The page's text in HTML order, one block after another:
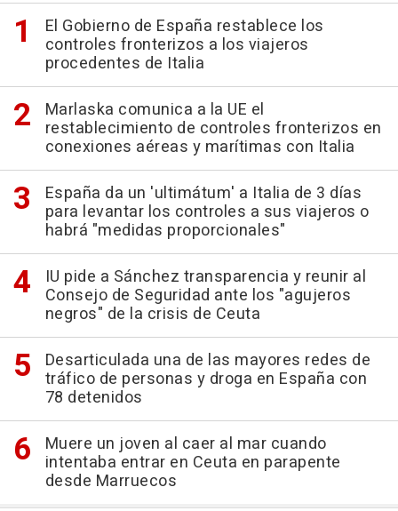
El Gobierno de España restablece los
controles fronterizos a los viajeros
procedentes de Italia
Marlaska comunica a la UE el
restablecimiento de controles fronterizos en
conexiones aéreas y marítimas con Italia
España da un 'ultimátum' a Italia de 3 días
para levantar los controles a sus viajeros o
habrá "medidas proporcionales"
IU pide a Sánchez transparencia y reunir al
Consejo de Seguridad ante los "agujeros
negros" de la crisis de Ceuta
Desarticulada una de las mayores redes de
tráfico de personas y droga en España con
78 detenidos
Muere un joven al caer al mar cuando
intentaba entrar en Ceuta en parapente
desde Marruecos